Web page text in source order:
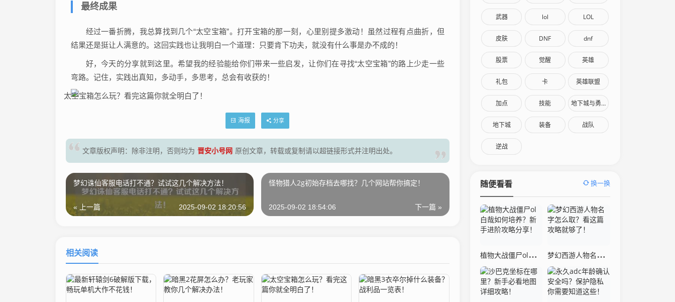
最终成果
经过一番折腾，我总算找到几个“太空宝箱”。打开宝箱的那一刻，心里别提多激动！虽然过程有点曲折，但
结果还是挺让人满意的。这回实践也让我明白一个道理：只要肯下功夫，就没有什么事是办不成的！
好，今天的分享就到这里。希望我的经验能给你们带来一些启发，让你们在寻找“太空宝箱”的路上少走一些
弯路。记住，实践出真知，多动手，多思考，总会有收获的！
海报 分享
文章版权声明：除非注明，否则均为 晋安小号网 原创文章，转载或复制请以超链接形式并注明出处。
梦幻诛仙客服电话打不通？试试这几个解决方法！
« 上一篇 2025-09-02 18:20:56
怪物猎人2g初始存档去哪找？几个网站帮你搞定！
下一篇 »
2025-09-02 18:54:06
相关阅读
武器 lol LOL
皮肤 DNF dnf
股票 觉醒 英雄
礼包 卡 英雄联盟
加点 技能 地下城与勇士
地下城 装备 战队
逆战
随便看看 换一换
植物大战僵尸ol白哉如何培养？新手进阶攻略分享！ 梦幻西游人物名字怎么取？看这篇攻略就够了！